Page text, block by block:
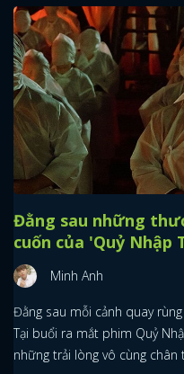
Đằng sau những
cuốn của 'Quỷ Nhập
Minh Anh
Đằng sau mỗi cảnh quay
Tại buổi ra mắt phim Quỷ
những trải lòng vô cùng chân